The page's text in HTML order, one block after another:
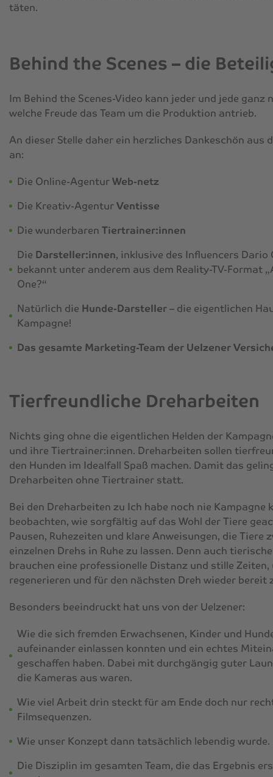
täten.
Behind the Scenes – die
Im Behind the Scenes-Video kann jeder und jede ganz
welche Freude das Team um die Produktion antrieb.
An dieser Stelle daher ein herzliches Dankeschön aus
an:
Die Online-AgenturWeb-netz
Die Kreativ-AgenturVentisse
Die wunderbaren Tiertrainer:innen
Die Darsteller:innen, inklusive des Influencers Dario
bekannt unter anderem aus dem Reality-TV-Format
One?“
Natürlich die Hunde-Darsteller– die eigentlichen
Kampagne!
Das gesamte Marketing-Team der Uelzener
Tierfreundliche Dreharbeiten
Nichts ging ohne die eigentlichen Helden der
und ihre Tiertrainer:innen. Dreharbeiten sollen
den Hunden im Idealfall Spaß machen. Damit das
Dreharbeiten ohne Tiertrainer statt.
Bei den Dreharbeiten zu Ich habe noch nie Kampagne
beobachten, wie sorgfältig auf das Wohl der Tiere
Pausen, Ruhezeiten und klare Anweisungen, die Tiere
einzelnen Drehs in Ruhe zu lassen. Denn auch
brauchen eine professionelle Distanz und stille Zeiten,
regenerieren und für den nächsten Dreh wieder bereit
Besonders beeindruckt hat uns von der Uelzener:
Wie die sich fremden Erwachsenen, Kinder und
aufeinander einlassen konnten und ein echtes
geschaffen haben. Dabei mit durchgängig guter
die Kameras aus waren.
Wie viel Arbeit drin steckt für am Ende doch nur
Filmsequenzen.
Wie unser Konzept dann tatsächlich lebendig wurde.
Die Disziplin im gesamten Team, die das Ergebnis